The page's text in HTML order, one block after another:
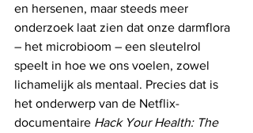
en hersenen, maar steeds meer
onderzoek laat zien dat onze darmflora
– het microbioom – een sleutelrol
speelt in hoe we ons voelen, zowel
lichamelijk als mentaal. Precies dat is
het onderwerp van de Netflix-
documentaire Hack Your Health: The